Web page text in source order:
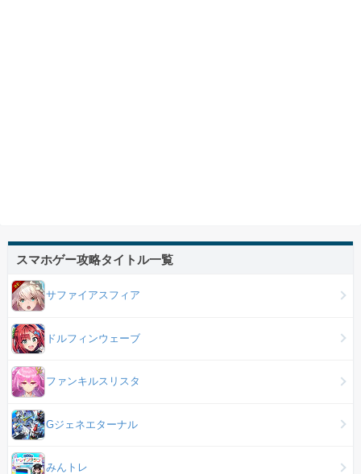
スマホゲー攻略タイトル一覧
サファイアスフィア
ドルフィンウェーブ
ファンキルスリスタ
Gジェネエターナル
みんトレ